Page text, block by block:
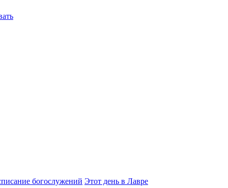
богослужений Этот день в Лавре